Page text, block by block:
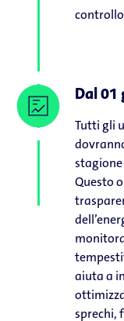
Dal 01
Tutti gli
Questo
aiuta a
sprechi,